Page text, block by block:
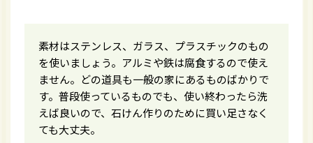
素材はステンレス、ガラス、プラスチックのもの
を使いましょう。アルミや鉄は腐食するので使え
ません。どの道具も一般の家にあるものばかりで
す。普段使っているものでも、使い終わったら洗
えば良いので、石けん作りのために買い足さなく
ても大丈夫。